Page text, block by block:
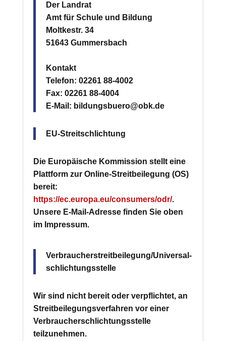
Der Landrat
Amt für Schule und Bildung
Moltkestr. 34
51643 Gummersbach
Kontakt
Telefon: 02261 88-4002
Fax: 02261 88-4004
E-Mail: bildungsbuero@obk.de
EU-Streitschlichtung
Die Europäische Kommission stellt eine
Plattform zur Online-Streitbeilegung (OS)
bereit:
https://ec.europa.eu/consumers/odr/.
Unsere E-Mail-Adresse finden Sie oben
im Impressum.
Verbraucher­streit­beilegung/Universal­
schlichtungs­stelle
Wir sind nicht bereit oder verpflichtet, an
Streitbeilegungsverfahren vor einer
Verbraucherschlichtungsstelle
teilzunehmen.